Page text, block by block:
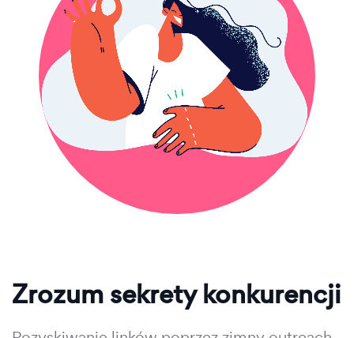
Zrozum sekrety konkurencji